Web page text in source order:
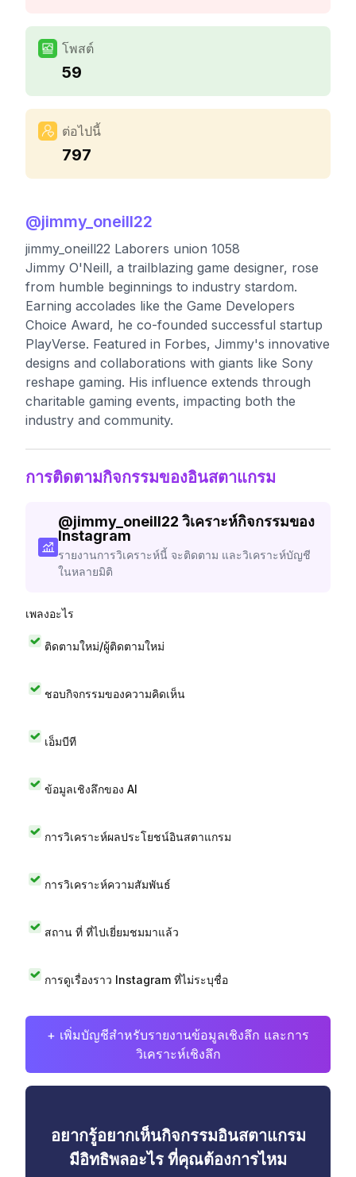
โพสต์
59
ต่อไปนี้
797
@jimmy_oneill22
jimmy_oneill22 Laborers union 1058
Jimmy O'Neill, a trailblazing game designer, rose
from humble beginnings to industry stardom.
Earning accolades like the Game Developers
Choice Award, he co-founded successful startup
PlayVerse. Featured in Forbes, Jimmy's innovative
designs and collaborations with giants like Sony
reshape gaming. His influence extends through
charitable gaming events, impacting both the
industry and community.
การติดตามกิจกรรมของอินสตาแกรม
@jimmy_oneill22 วิเคราะห์กิจกรรมของ
Instagram
รายงานการวิเคราะห์นี้ จะติดตาม และวิเคราะห์บัญชี
ในหลายมิติ
เพลงอะไร
ติดตามใหม่/ผู้ติดตามใหม่
ชอบกิจกรรมของความคิดเห็น
เอ็มบีที
ข้อมูลเชิงลึกของ AI
การวิเคราะห์ผลประโยชน์อินสตาแกรม
การวิเคราะห์ความสัมพันธ์
สถาน ที่ ที่ไปเยี่ยมชมมาแล้ว
การดูเรื่องราว Instagram ที่ไม่ระบุชื่อ
+ เพิ่มบัญชีสำหรับรายงานข้อมูลเชิงลึก และการ
วิเคราะห์เชิงลึก
อยากรู้อยากเห็นกิจกรรมอินสตาแกรม
มีอิทธิพลอะไร ที่คุณต้องการไหม